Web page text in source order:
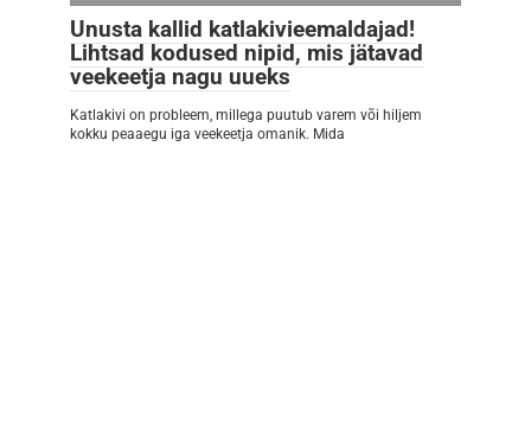
Unusta kallid katlakivieemaldajad!
Lihtsad kodused nipid, mis jätavad
veekeetja nagu uueks
Katlakivi on probleem, millega puutub varem või hiljem
kokku peaaegu iga veekeetja omanik. Mida